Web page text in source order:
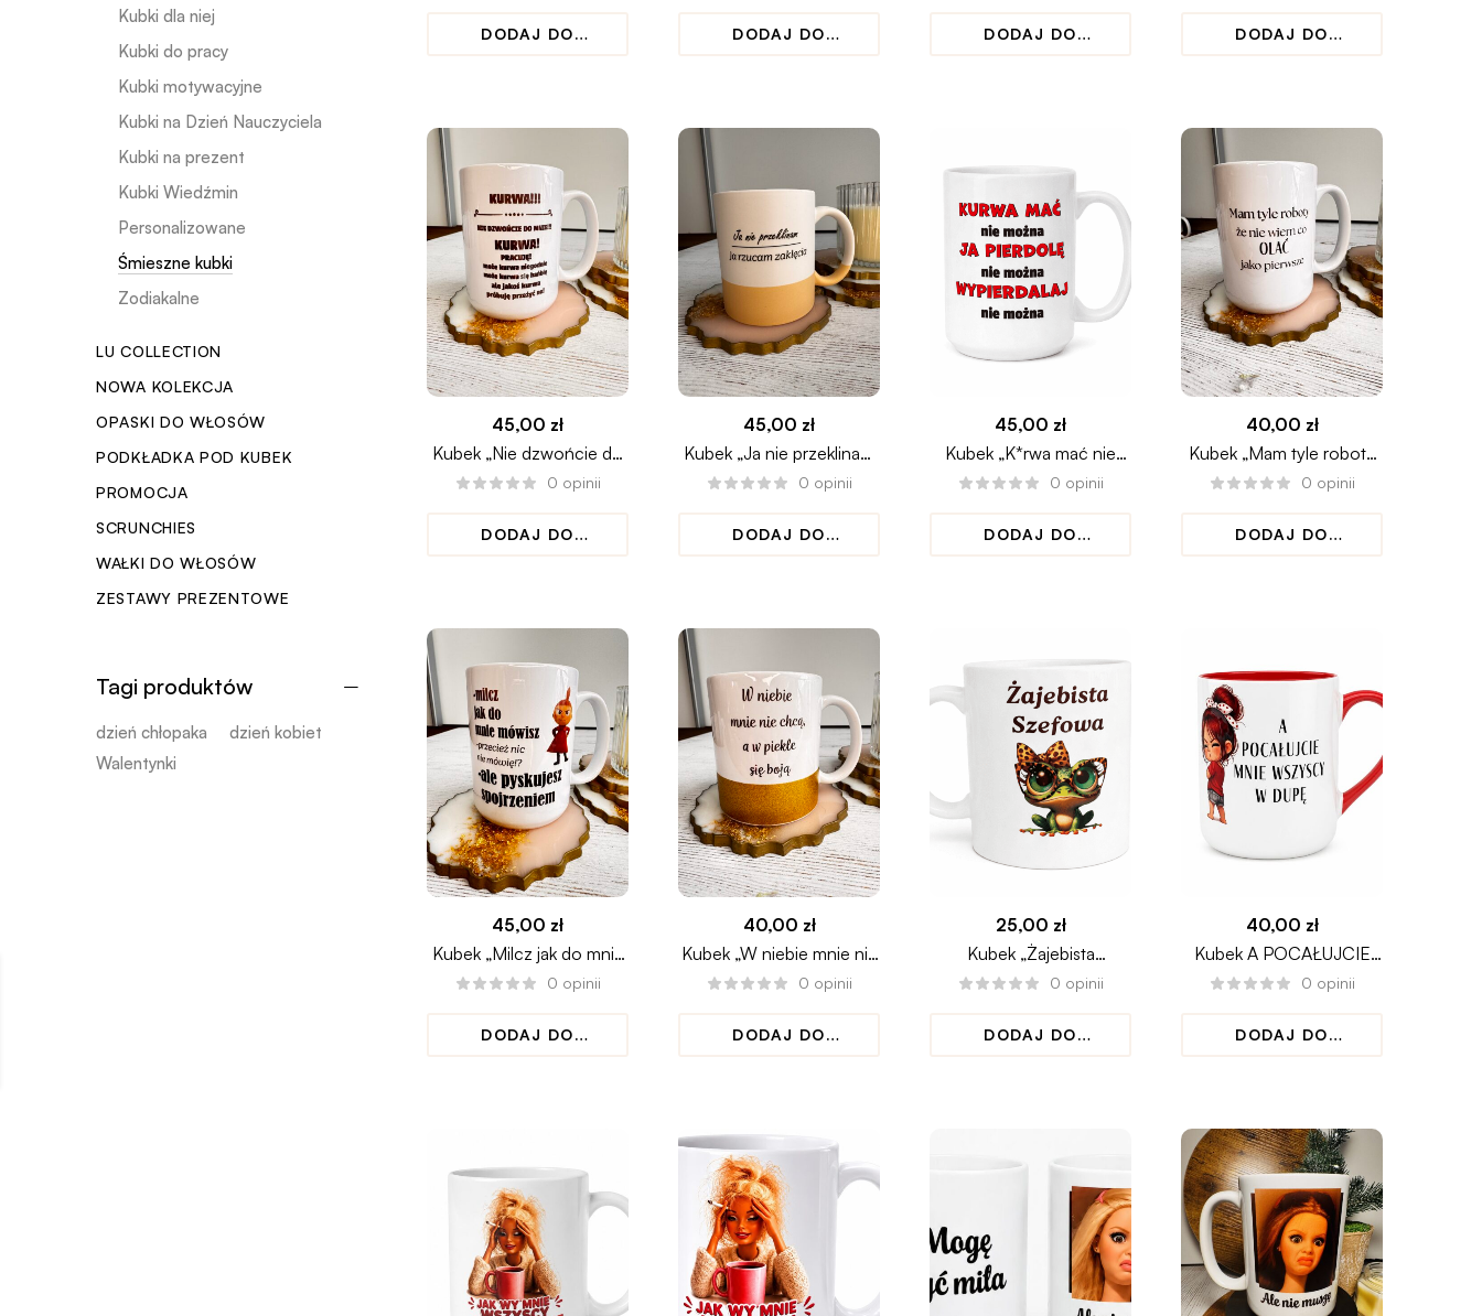
Kubki dla niej
Kubki do pracy
Kubki motywacyjne
Kubki na Dzień Nauczyciela
Kubki na prezent
Kubki Wiedźmin
Personalizowane
Śmieszne kubki
Zodiakalne
LU COLLECTION
NOWA KOLEKCJA
OPASKI DO WŁOSÓW
PODKŁADKA POD KUBEK
PROMOCJA
SCRUNCHIES
WAŁKI DO WŁOSÓW
ZESTAWY PREZENTOWE
Tagi produktów
dzień chłopaka
dzień kobiet
Walentynki
DODAJ DO DODAJ DO
KUBEK
DODAJ DO DODAJ DO
45,00 zł
Kubek „Nie dzwońcie do
mnie” z kotem
0 opinii
DODAJ DO
45,00 zł
Kubek „Ja nie przeklinam
ja rzucam zaklęcia”
0 opinii
DODAJ DO
45,00 zł
Kubek „K*rwa mać nie
można”
0 opinii
DODAJ DO
40,00 zł
Kubek „Mam tyle roboty
że nie wiem co olać jako
0 opinii
DODAJ DO
45,00 zł
Kubek „Milcz jak do mnie
mówisz” z Małą Mi
0 opinii
DODAJ DO
40,00 zł
Kubek „W niebie mnie nie
chcą a w piekle się boją”
0 opinii
DODAJ DO
25,00 zł
Kubek „Żajebista
szefowa”
0 opinii
DODAJ DO
40,00 zł
Kubek A POCAŁUJCIE
MNIE WSZYSCY W D*PĘ
0 opinii
DODAJ DO